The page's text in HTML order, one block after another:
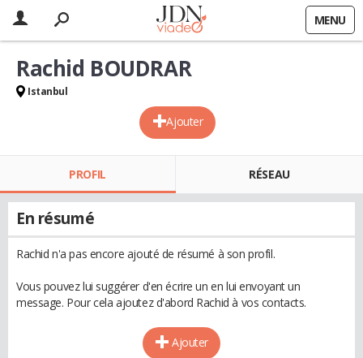
MENU
Ajouter
Rachid BOUDRAR
Istanbul
PROFIL RÉSEAU
En résumé
Rachid n'a pas encore ajouté de résumé à son profil.
Vous pouvez lui suggérer d'en écrire un en lui envoyant un
message. Pour cela ajoutez d'abord Rachid à vos contacts.
Ajouter